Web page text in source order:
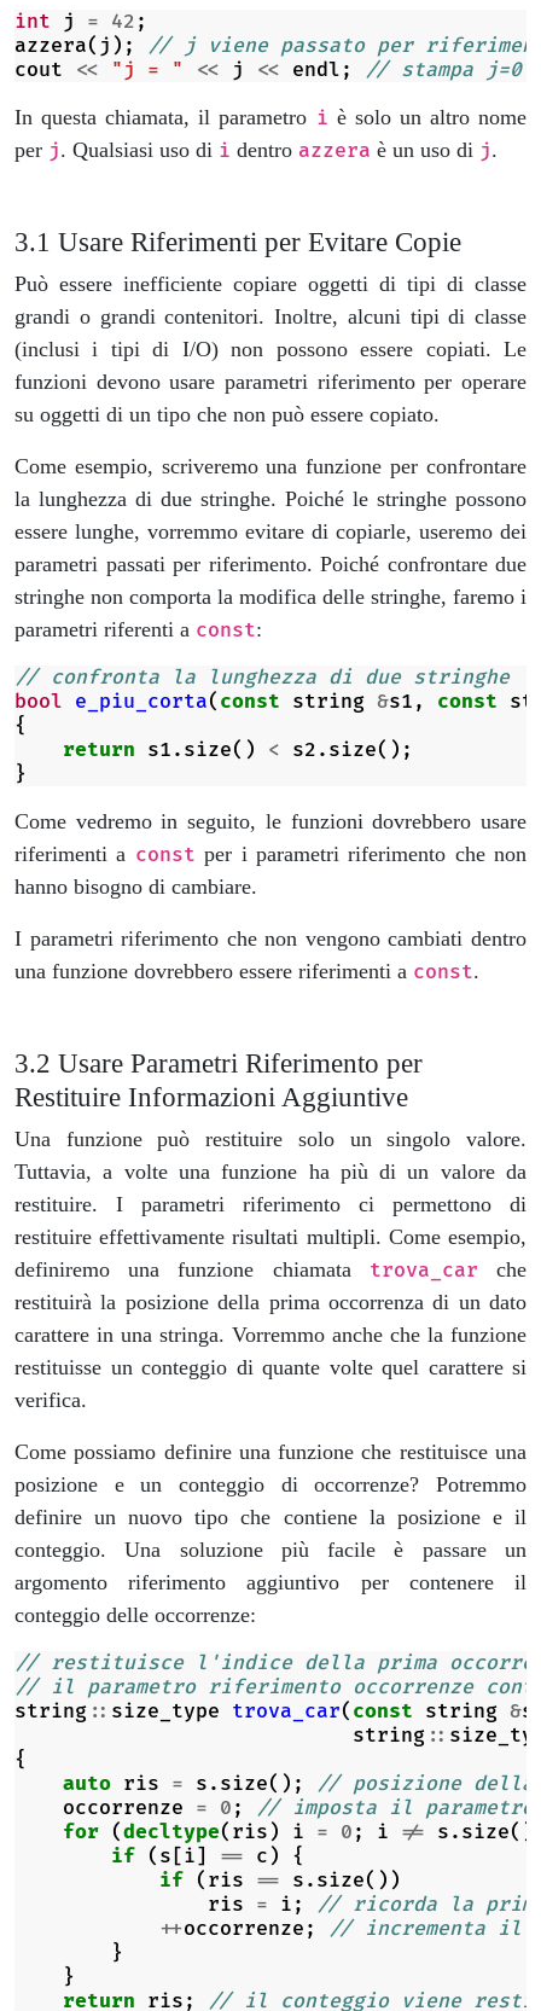
int
j = 42 ;
azzera( j );
// j viene passato per
cout
<< "j = " << j << endl ;
// stampa j=0
In questa chiamata, il parametro i è solo un altro nome
per j. Qualsiasi uso di i dentro azzera è un uso di j.
Usare Riferimenti per Evitare Copie
Può essere inefficiente copiare oggetti di tipi di classe
grandi o grandi contenitori. Inoltre, alcuni tipi di classe
(inclusi i tipi di I/O) non possono essere copiati. Le
funzioni devono usare parametri riferimento per operare
su oggetti di un tipo che non può essere copiato.
Come esempio, scriveremo una funzione per confrontare
la lunghezza di due stringhe. Poiché le stringhe possono
essere lunghe, vorremmo evitare di copiarle, useremo dei
parametri passati per riferimento. Poiché confrontare due
stringhe non comporta la modifica delle stringhe, faremo i
parametri riferenti a const:
// confronta la lunghezza di due stringhe
bool e_piu_corta( const string &s1 , const
{
return s1 . size() < s2 . size();
}
Come vedremo in seguito, le funzioni dovrebbero usare
riferimenti a const per i parametri riferimento che non
hanno bisogno di cambiare.
I parametri riferimento che non vengono cambiati dentro
una funzione dovrebbero essere riferimenti a const.
Usare Parametri Riferimento per
Restituire Informazioni Aggiuntive
Una funzione può restituire solo un singolo valore.
Tuttavia, a volte una funzione ha più di un valore da
restituire. I parametri riferimento ci permettono di
restituire effettivamente risultati multipli. Come esempio,
definiremo una funzione chiamata trova_car che
restituirà la posizione della prima occorrenza di un dato
carattere in una stringa. Vorremmo anche che la funzione
restituisse un conteggio di quante volte quel carattere si
verifica.
Come possiamo definire una funzione che restituisce una
posizione e un conteggio di occorrenze? Potremmo
definire un nuovo tipo che contiene la posizione e il
conteggio. Una soluzione più facile è passare un
argomento riferimento aggiuntivo per contenere il
conteggio delle occorrenze:
// restituisce l'indice della prima
// il parametro riferimento occorrenze
string :: size_type trova_car( const string &s
string ::
{
auto ris = s . size();
// posizione della
occorrenze = 0 ;
// imposta il parametro
for (decltype( ris ) i = 0 ; i != s . size
if ( s [i] == c )
{
if ( ris == s . size())
ris = i ;
// ricorda la
++occorrenze ;
// incrementa il
}
}
return ris ;
// il conteggio viene